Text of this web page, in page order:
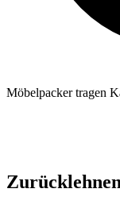
Möbelpacker tragen